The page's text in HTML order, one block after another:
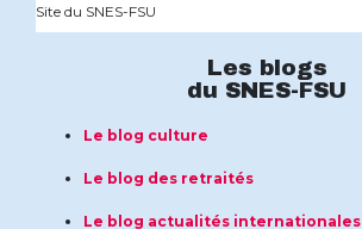
Site du SNES-FSU
Les blogs
du SNES-FSU
Le blog culture
Le blog des retraités
Le blog actualités internationales